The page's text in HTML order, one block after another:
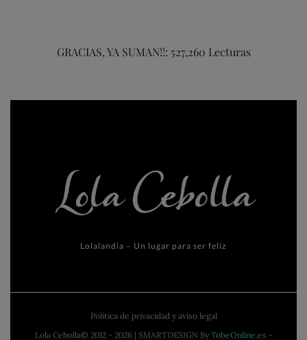
GRACIAS, YA SUMAN!!: 527,260 Lecturas
Lolalandia – Un lugar para ser feliz
Política de privacidad y aviso legal
Lola Cebolla© 2012 - 2026 | SMARTDESIGN By TobeOnline.es -